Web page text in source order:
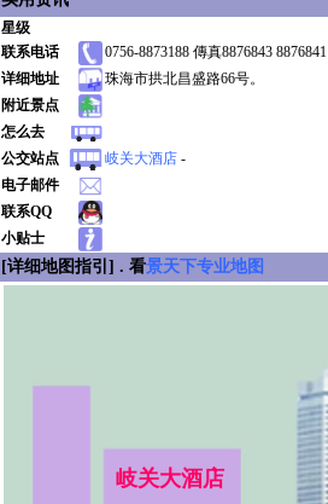
星级
联系电话
0756-8873188 傳真8876843 8876841
详细地址
珠海市拱北昌盛路66号。
附近景点
怎么去
公交站点
岐关大酒店 -
电子邮件
联系QQ
小贴士
[详细地图指引] . 看景天下专业地图
岐关大酒店